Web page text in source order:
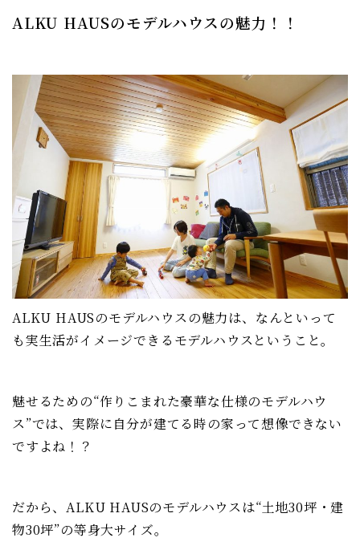
ALKU HAUSのモデルハウスの魅力！！
ALKU HAUSのモデルハウスの魅力は、なんといって
も実生活がイメージできる モデルハウスということ。
魅せるための“作りこまれた豪華な仕様のモデルハウ
ス”では、実際に自分が建てる時の家って想像できない
ですよね！？
だから、ALKU HAUSのモデルハウスは“土地30坪・建
物30坪”の等身大サイズ。